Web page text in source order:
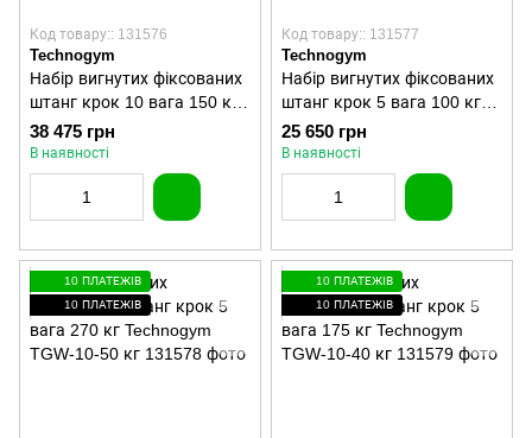
Код товару:: 131576
Technogym
Набір вигнутих фіксованих
штанг крок 10 вага 150 кг
Technogym TGW-10-50 кг
38 475 грн
В наявності
Код товару:: 131577
Technogym
Набір вигнутих фіксованих
штанг крок 5 вага 100 кг
Technogym TGW-10-30 кг
25 650 грн
В наявності
10 ПЛАТЕЖІВ
10 ПЛАТЕЖІВ
10 ПЛАТЕЖІВ
10 ПЛАТЕЖІВ